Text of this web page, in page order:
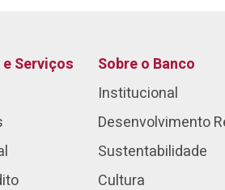
Serviços
Sobre o Banco
Institucional
Desenvolvimento
Sustentabilidade
Cultura